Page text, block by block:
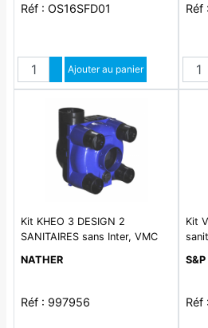
Réf : OS16SFD01
QuantitéAugmenter quantité
Diminuer quantité
Ajouter au panier
Réf
Kit KHEO 3 DESIGN 2
SANITAIRES sans Inter, VMC
bouches DESIGN , équipé de 4
NATHER
Réf : 997956
Kit
de
80
Réf